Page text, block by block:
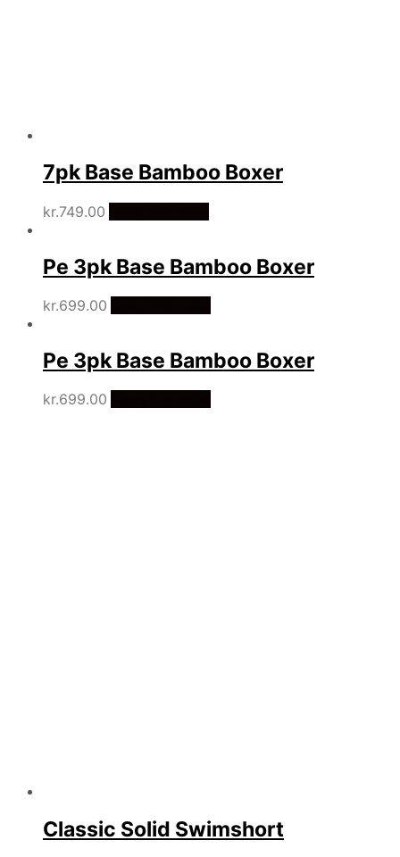
7pk Base Bamboo Boxer
kr.749.00
Pe 3pk Base Bamboo Boxer
kr.699.00
Pe 3pk Base Bamboo Boxer
kr.699.00
Classic Solid Swimshort